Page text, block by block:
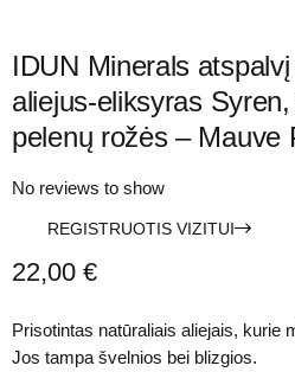
IDUN Minerals
aliejus-eliksyras
pelenų rožės – Mauve
No reviews to show
REGISTRUOTIS VIZITUI
22,00 €
Prisotintas natūraliais aliejais, kurie
Jos tampa švelnios bei blizgios.